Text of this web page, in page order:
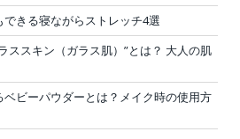
きる寝ながらストレッチ4選
ススキン（ガラス肌）”とは？ 大人の肌
ビーパウダーとは？メイク時の使用方